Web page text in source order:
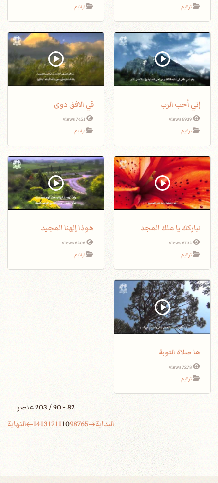
ترانيم
ترانيم
إني أحب الرب
6939 views
ترانيم
في الافق دوى
7451 views
ترانيم
نباركك يا ملك المجد
6732 views
ترانيم
هوذا إلهنا المجيد
6206 views
ترانيم
ها صلاة التوبة
7278 views
ترانيم
82 - 90 / 203 عنصر
البداية
5
6
7
8
9
10
11
12
13
14 النهاية